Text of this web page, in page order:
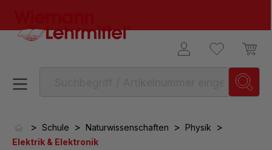
> Schule > Naturwissenschaften > Physik >
Elektrik & Elektronik